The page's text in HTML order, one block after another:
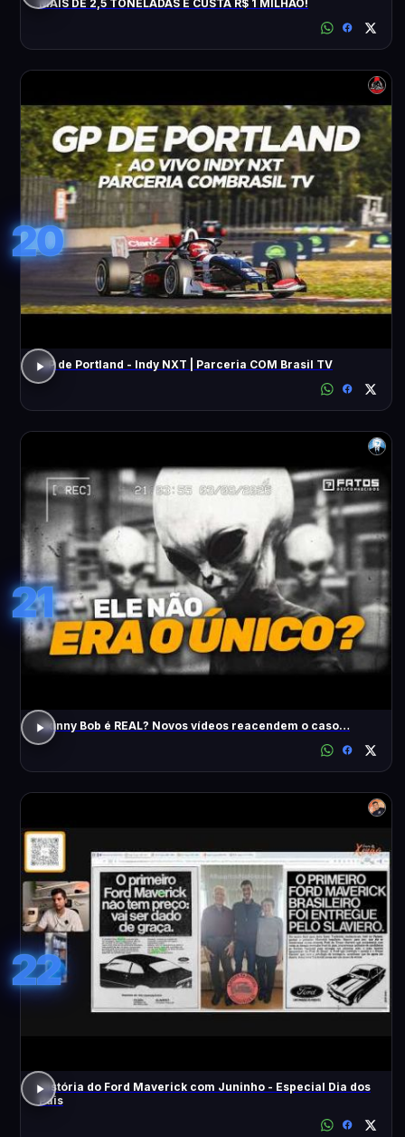
MAIS DE 2,5 TONELADAS E CUSTA R$ 1 MILHÃO!
20
GP de Portland - Indy NXT | Parceria COM Brasil TV
21
Skinny Bob é REAL? Novos vídeos reacendem o caso…
22
História do Ford Maverick com Juninho - Especial Dia dos
Pais